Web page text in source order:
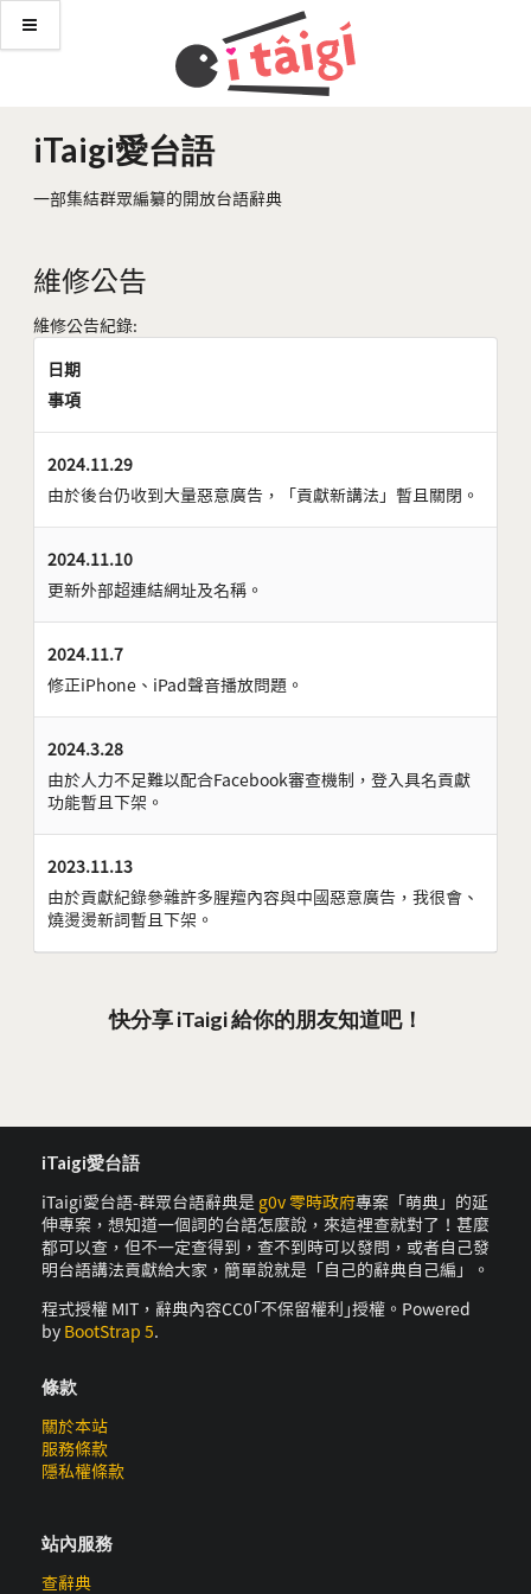
iTaigi愛台語
一部集結群眾編纂的開放台語辭典
維修公告
維修公告紀錄:
日期
事項
2024.11.29
由於後台仍收到大量惡意廣告，「貢獻新講法」暫且關閉。
2024.11.10
更新外部超連結網址及名稱。
2024.11.7
修正iPhone、iPad聲音播放問題。
2024.3.28
由於人力不足難以配合Facebook審查機制，登入具名貢獻
功能暫且下架。
2023.11.13
由於貢獻紀錄參雜許多腥羶內容與中國惡意廣告，我很會、
燒燙燙新詞暫且下架。
快分享 iTaigi 給你的朋友知道吧！
iTaigi愛台語
iTaigi愛台語-群眾台語辭典是 g0v 零時政府專案「萌典」的延
伸專案，想知道一個詞的台語怎麼說，來這裡查就對了！甚麼
都可以查，但不一定查得到，查不到時可以發問，或者自己發
明台語講法貢獻給大家，簡單說就是「自己的辭典自己編」。
程式授權 MIT，辭典內容CC0｢不保留權利｣授權。Powered
by BootStrap 5.
條款
關於本站
服務條款
隱私權條款
站內服務
查辭典